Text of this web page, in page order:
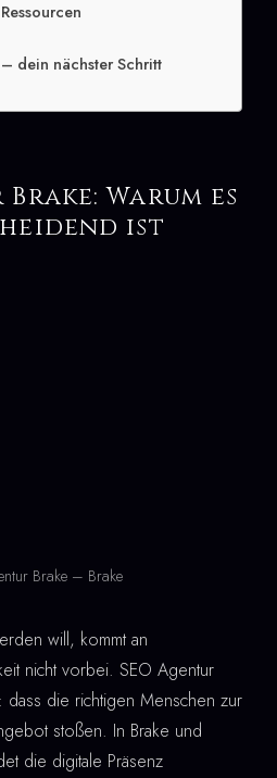
dein nächster Schritt
Warum es
ist
Brake – Brake
will, kommt an
nicht vorbei. SEO Agentur
dass die richtigen Menschen zur
stoßen. In Brake und
die digitale Präsenz